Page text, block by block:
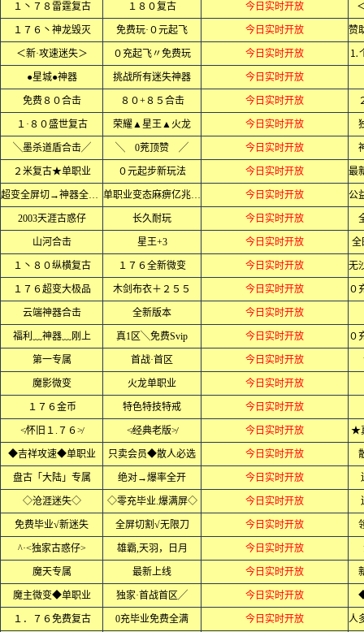
１丶７８雷霆复古 １８０复古 今日实时开放
１７６丶神龙毁灭 免费玩·０元起飞 今日实时开放
＜新·攻速迷失＞ ０充起飞〃免费玩 今日实时开放 ⒈
●星城●神器 挑战所有迷失神器 今日实时开放
免费８０合击 ８０+８５合击 今日实时开放
１·８０盛世复古 荣耀▲星王▲火龙 今日实时开放
╲墨杀道盾合击╱ ╲ 0茺顶赞 ╱ 今日实时开放
２米复古★单职业 ０元起步新玩法 今日实时开放
超变全屏切→神器全屏乱炸 单职业变态麻痹亿兆爆率 今日实时开放
2003天涯古惑仔 长久耐玩 今日实时开放
山河合击 星王+3 今日实时开放 全
１丶８０纵横复古 １７６全新微变 今日实时开放
１７６超变大极品 木剑布衣＋２５５ 今日实时开放
云端神器合击 全新版本 今日实时开放
福利﹏神器﹏刚上 真1区╲免费Svip 今日实时开放
第一专属 首战·首区 今日实时开放
魔影微变 火龙单职业 今日实时开放
１７６金币 特色特技特戒 今日实时开放
≮怀旧１.７６≯ ≮经典老版≯ 今日实时开放 ★
◆吉祥攻速◆单职业 只卖会员◆散人必选 今日实时开放
盘古「大陆」专属 绝对→爆率全开 今日实时开放
◇沧涯迷失◇ ◇零充毕业.爆满屏◇ 今日实时开放
免费毕业√新迷失 全屏切割√无限刀 今日实时开放
^·<独家古惑仔> 雄霸,天羽，日月 今日实时开放
魔天专属 最新上线 今日实时开放
魔主微变◆单职业 独家·首战首区╱ 今日实时开放
１．７６免费复古 0充毕业免费全满 今日实时开放